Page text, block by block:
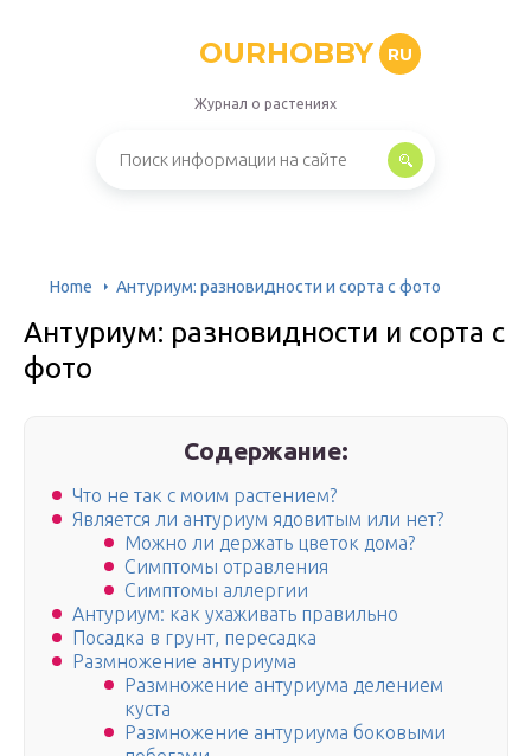
OURHOBBY RU
Журнал о растениях
Home Антуриум: разновидности и сорта с фото
Антуриум: разновидности и сорта с
фото
Содержание:
Что не так с моим растением?
Является ли антуриум ядовитым или нет?
Можно ли держать цветок дома?
Симптомы отравления
Симптомы аллергии
Антуриум: как ухаживать правильно
Посадка в грунт, пересадка
Размножение антуриума
Размножение антуриума делением
куста
Размножение антуриума боковыми